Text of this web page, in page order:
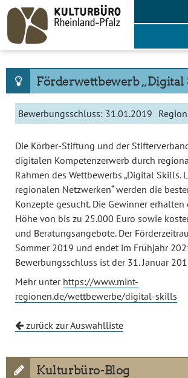
Skip
content
Förderwettbewerb „Digital
Bewerbungsschluss: 31.01.2019
Die Körber-Stiftung und der
digitalen Kompetenzerwerb durch
Rahmen des Wettbewerbs „Digital Skills.
regionalen Netzwerken“ werden die
Konzepte gesucht. Die Gewinner
Höhe von bis zu 25.000 Euro sowie
und Beratungsangebote. Der
Sommer 2019 und endet im Frühjahr
Bewerbungsschluss ist der 31. Januar
Mehr unter https://www.mint-
regionen.de/wettbewerbe/digital-skills
zurück zur Auswahlliste
Kulturbüro-Blog